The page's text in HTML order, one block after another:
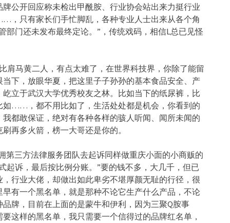
公开回应称未检出甲酰胺、行业协会站出来力挺行业
，只有家长们手忙脚乱，各种专业人士出来从各个角
部门还未发布最终定论。”，传统戏码，相信L总已见怪
肩马黄二人，有点太难了，在世界科技界，你除了能留
下，放眼华夏，把这里子子孙孙的基本食品安全、产
立于武汉大学优秀校友之林。比如当下的纸尿裤，比
……，都不用比如了，生活处处都是机会，你看到的
都敢保证，绝对有各种各样的骇人听闻、闻所未闻的
再多火箭，榜一大哥还是你的。
第三方法律服务团队去起诉同样做重庆小面的小商贩的
起诉，最后按比例分账。”要的钱不多，大几千，但已
行业大佬，却做出如此卑劣不堪厚颜无耻的行径，很
有一个黑名单，就是那种不论它生产什么产品，不论
牌，目前在上面的是蒙牛和伊利，因为三聚Q胺事
这样的黑名单，我只需要一个信得过的品牌红名单，